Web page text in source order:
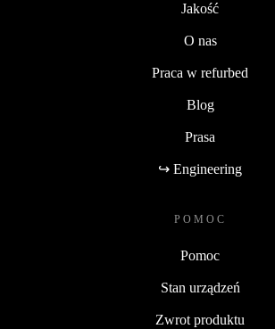
Jakość
O nas
Praca w refurbed
Blog
Prasa
↪ Engineering
POMOC
Pomoc
Stan urządzeń
Zwrot produktu